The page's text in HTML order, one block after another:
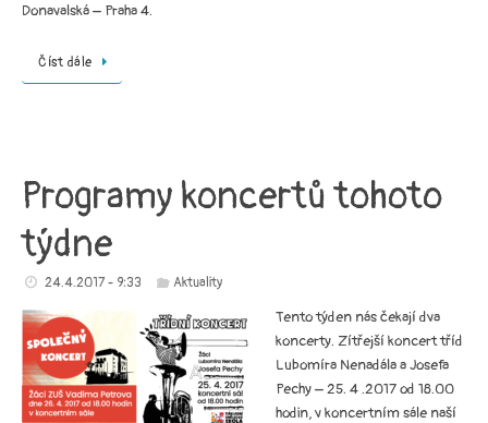
Donavalská – Praha 4.
Číst dále
Programy koncertů tohoto
týdne
24.4.2017 - 9:33 Aktuality
Tento týden nás čekají dva
koncerty. Zítřejší koncert tříd
Lubomíra Nenadála a Josefa
Pechy – 25. 4 .2017 od 18.00
hodin, v koncertním sále naší